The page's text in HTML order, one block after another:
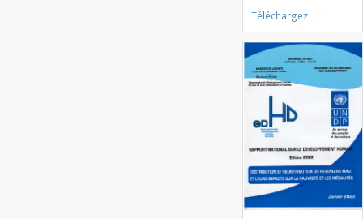
Téléchargez